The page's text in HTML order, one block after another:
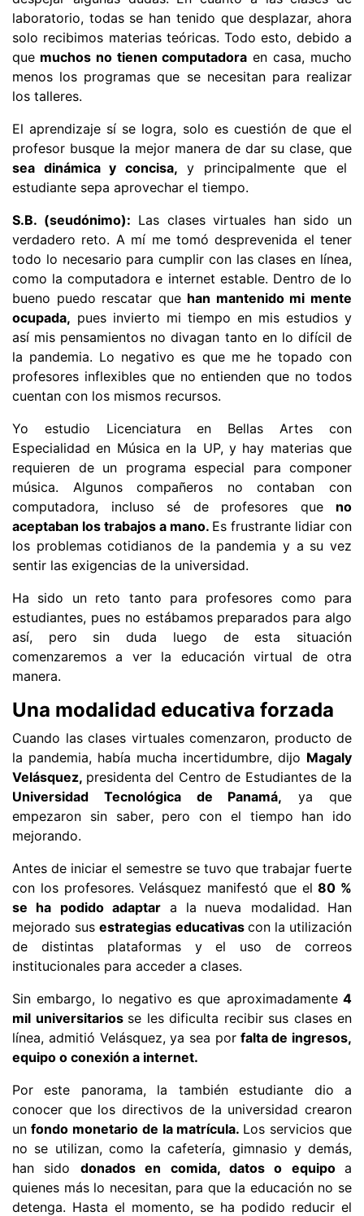
laboratorio, todas se han tenido que desplazar, ahora
solo recibimos materias teóricas. Todo esto, debido a
que muchos no tienen computadora en casa, mucho
menos los programas que se necesitan para realizar
los talleres.
El aprendizaje sí se logra, solo es cuestión de que el
profesor busque la mejor manera de dar su clase, que
sea dinámica y concisa, y principalmente que el
estudiante sepa aprovechar el tiempo.
S.B. (seudónimo): Las clases virtuales han sido un
verdadero reto. A mí me tomó desprevenida el tener
todo lo necesario para cumplir con las clases en línea,
como la computadora e internet estable. Dentro de lo
bueno puedo rescatar que han mantenido mi mente
ocupada, pues invierto mi tiempo en mis estudios y
así mis pensamientos no divagan tanto en lo difícil de
la pandemia. Lo negativo es que me he topado con
profesores inflexibles que no entienden que no todos
cuentan con los mismos recursos.
Yo estudio Licenciatura en Bellas Artes con
Especialidad en Música en la UP, y hay materias que
requieren de un programa especial para componer
música. Algunos compañeros no contaban con
computadora, incluso sé de profesores que no
aceptaban los trabajos a mano. Es frustrante lidiar con
los problemas cotidianos de la pandemia y a su vez
sentir las exigencias de la universidad.
Ha sido un reto tanto para profesores como para
estudiantes, pues no estábamos preparados para algo
así, pero sin duda luego de esta situación
comenzaremos a ver la educación virtual de otra
manera.
Una modalidad educativa forzada
Cuando las clases virtuales comenzaron, producto de
la pandemia, había mucha incertidumbre, dijo Magaly
Velásquez, presidenta del Centro de Estudiantes de la
Universidad Tecnológica de Panamá, ya que
empezaron sin saber, pero con el tiempo han ido
mejorando.
Antes de iniciar el semestre se tuvo que trabajar fuerte
con los profesores. Velásquez manifestó que el80 %
se ha podido adaptar a la nueva modalidad. Han
mejorado susestrategias educativas con la utilización
de distintas plataformas y el uso de correos
institucionales para acceder a clases.
Sin embargo, lo negativo es que aproximadamente4
mil universitarios se les dificulta recibir sus clases en
línea, admitió Velásquez, ya sea porfalta de ingresos,
equipo o conexión a internet.
Por este panorama, la también estudiante dio a
conocer que los directivos de la universidad crearon
un fondo monetario de la matrícula. Los servicios que
no se utilizan, como la cafetería, gimnasio y demás,
han sido donados en comida, datos o equipo a
quienes más lo necesitan, para que la educación no se
detenga. Hasta el momento, se ha podido reducir el